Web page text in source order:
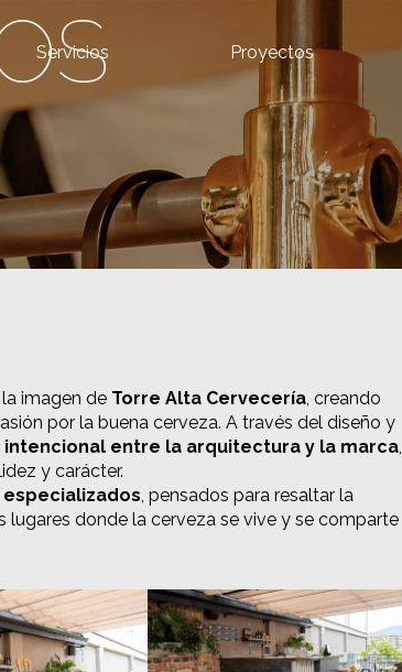
Servicios Proyectos
imagen de Torre Alta Cervecería, creando
por la buena cerveza. A través del diseño y
intencional entre la arquitectura y la marca,
y carácter.
, pensados para resaltar la
lugares donde la cerveza se vive y se comparte